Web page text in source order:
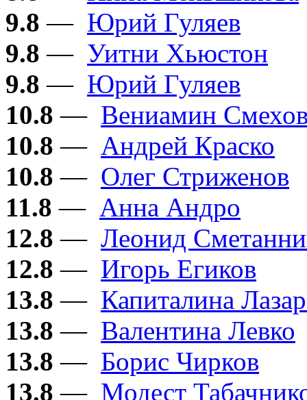
9.8 — Юрий Гуляев
9.8 — Уитни Хьюстон
9.8 — Юрий Гуляев
10.8 — Вениамин
10.8 — Андрей Краско
10.8 — Олег Стриженов
11.8 — Анна Андро
12.8 — Леонид
12.8 — Игорь Егиков
13.8 — Капиталина
13.8 — Валентина Левко
13.8 — Борис Чирков
13.8 — Модест